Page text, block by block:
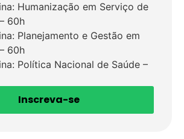
Humanização em Serviço de
60h
Planejamento e Gestão em
60h
Política Nacional de Saúde –
Inscreva-se